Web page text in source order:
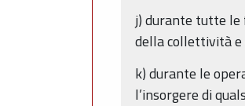
j) durante tutte le
della collettività
k) durante le
l’insorgere di